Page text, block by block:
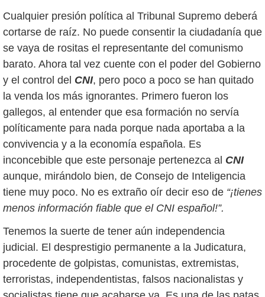
Cualquier presión política al Tribunal Supremo deberá
cortarse de raíz. No puede consentir la ciudadanía que
se vaya de rositas el representante del comunismo
barato. Ahora tal vez cuente con el poder del Gobierno
y el control del CNI, pero poco a poco se han quitado
la venda los más ignorantes. Primero fueron los
gallegos, al entender que esa formación no servía
políticamente para nada porque nada aportaba a la
convivencia y a la economía española. Es
inconcebible que este personaje pertenezca al CNI
aunque, mirándolo bien, de Consejo de Inteligencia
tiene muy poco. No es extraño oír decir eso de “¡tienes
menos información fiable que el CNI español!”.
Tenemos la suerte de tener aún independencia
judicial. El desprestigio permanente a la Judicatura,
procedente de golpistas, comunistas, extremistas,
terroristas, independentistas, falsos nacionalistas y